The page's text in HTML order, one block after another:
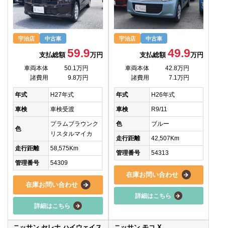
宇治店 中古車
支払総額 59.9万円
車両本体
50.1万円
諸費用
9.8万円
年式 H27年式
車検 車検受渡
色
プラムブラウンク
リスタルマイカ
走行距離 58,575Km
管理番号 54309
在庫お問い合わせ
詳細はこちら
宇治店 中古車
支払総額49.9万円
車両本体
42.8万円
諸費用
7.1万円
年式 H26年式
車検 R9/11
色 ブルー
走行距離 42,507Km
管理番号 54313
在庫お問い合わせ
詳細はこちら